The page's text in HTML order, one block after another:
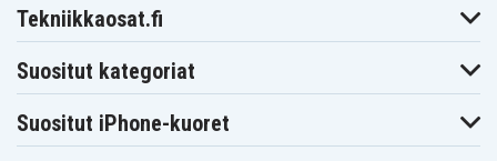
Tekniikkaosat.fi
Suositut kategoriat
Suositut iPhone-kuoret